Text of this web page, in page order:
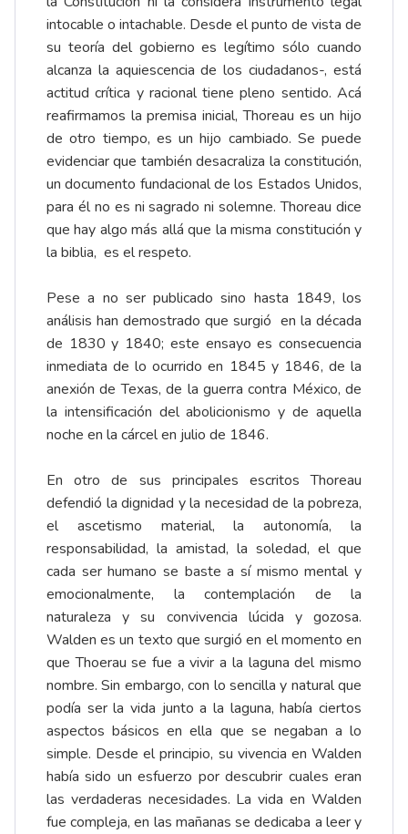
intocable o intachable. Desde el punto de vista de
su teoría del gobierno es legítimo sólo cuando
alcanza la aquiescencia de los ciudadanos-, está
actitud crítica y racional tiene pleno sentido. Acá
reafirmamos la premisa inicial, Thoreau es un hijo
de otro tiempo, es un hijo cambiado. Se puede
evidenciar que también desacraliza la constitución,
un documento fundacional de los Estados Unidos,
para él no es ni sagrado ni solemne. Thoreau dice
que hay algo más allá que la misma constitución y
la biblia, es el respeto.
Pese a no ser publicado sino hasta 1849, los
análisis han demostrado que surgió en la década
de 1830 y 1840; este ensayo es consecuencia
inmediata de lo ocurrido en 1845 y 1846, de la
anexión de Texas, de la guerra contra México, de
la intensificación del abolicionismo y de aquella
noche en la cárcel en julio de 1846.
En otro de sus principales escritos Thoreau
defendió la dignidad y la necesidad de la pobreza,
el ascetismo material, la autonomía, la
responsabilidad, la amistad, la soledad, el que
cada ser humano se baste a sí mismo mental y
emocionalmente, la contemplación de la
naturaleza y su convivencia lúcida y gozosa.
Walden es un texto que surgió en el momento en
que Thoerau se fue a vivir a la laguna del mismo
nombre. Sin embargo, con lo sencilla y natural que
podía ser la vida junto a la laguna, había ciertos
aspectos básicos en ella que se negaban a lo
simple. Desde el principio, su vivencia en Walden
había sido un esfuerzo por descubrir cuales eran
las verdaderas necesidades. La vida en Walden
fue compleja, en las mañanas se dedicaba a leer y